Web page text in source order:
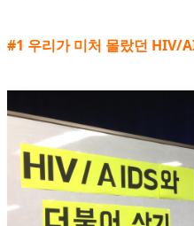
#1 우리가 미처 몰랐던 HIV/